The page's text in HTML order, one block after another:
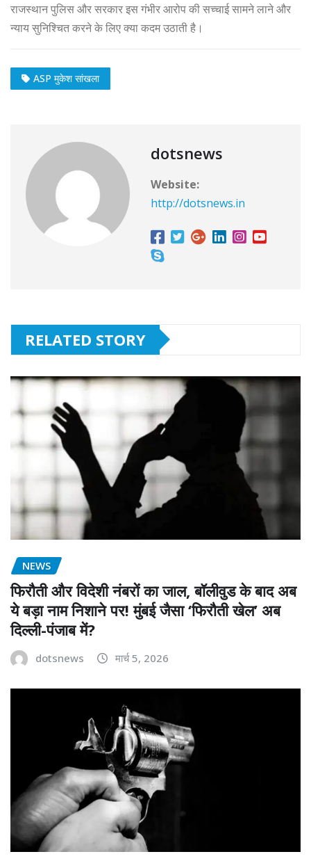
राजस्थान पुलिस और सरकार इस गंभीर आरोप की सच्चाई सामने लाने और
न्याय सुनिश्चित करने के लिए क्या कदम उठाती है।
ASP मुकेश सांखला
dotsnews
Website:
http://dotsnews.in
RELATED STORY
NEWS
फिरौती और विदेशी नंबरों का जाल, बॉलीवुड के बाद अब
ये बड़ा नाम निशाने पर! मुंबई जैसा ‘फिरौती खेल’ अब
दिल्ली-पंजाब में?
dotsnews मार्च 5, 2026